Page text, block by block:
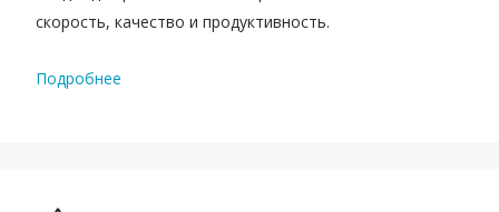
скорость, качество и продуктивность.
Подробнее